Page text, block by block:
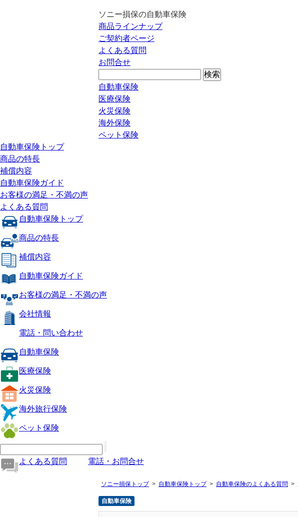
ソニー損保の自動車保険
商品ラインナップ
ご契約者ページ
よくある質問
お問合せ
自動車保険
医療保険
火災保険
海外保険
ペット保険
自動車保険トップ
商品の特長
補償内容
自動車保険ガイド
お客様の満足・不満の声
よくある質問
自動車保険トップ
商品の特長
補償内容
自動車保険ガイド
お客様の満足・不満の声
会社情報
電話・問い合わせ
自動車保険
医療保険
火災保険
海外旅行保険
ペット保険
よくある質問 電話・お問合せ
ソニー損保トップ 自動車保険トップ 自動車保険のよくある質問
自動車保険